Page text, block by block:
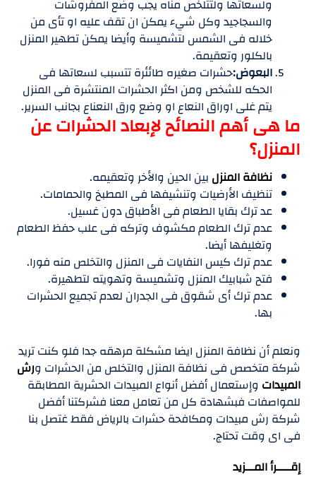
ولسعاتها ولتتلخص مناه يجب وضع المفروشات
والسجاجيد وكل شيء يمكن ان تقف عليه او تأى من
خلاله فى الشمس لتشميسة وأيضا يمكن تطهير المنزل
بالكلور وتعقيمة.
البعوض:حشرات صغيره طائئرة تتسبب لسعاتها فى
الحكه للشخص ومن اكثر الحشرات المنتشرة فى المنزل
يتم غلى اوراق النعاع او وضع ورق النعناع بجانب السرير.
ما هى أهم النصائح لإبعاد الحشرات عن
المنزل؟
نظافة المنزل بين الحين والأخر وتعقيمه.
تنظيف الأرضيات وتنشيفها فى المطبخ والحمامات.
عد ترك بقايا الطعام فى الأطباق دون غسيل.
عدم ترك الطعام مكشوف وتركه فى علب حفظ الطعام
وتغليفها أيضا.
عدم ترك كيس النفايات فى المنزل والتخلص منه فورا.
فتح شبابيك المنزل وتشميسة وتهويته لتطهيرة.
عدم ترك أى شقوق فى الجدران لعدم تجميع الحشرات
بها.
ونعلم أن نظافة المنزل ايضا مشكلة مرهقه جدا فلو كنت تريد
شركة متخصص فى نظافة المنزل والتخلص من الحشرات ورش
المبيدات وإستعمال أفضل أنواع المبيدات الحشرية المطابقة
للمواصفات فبشهادة كل من تعامل معنا فشركتنا أفضل
شركة رش مبيدات ومكافحة حشرات بالرياض فقط غتصل بنا
فى اى وقت تحتاج.
إقـــــرأ المـــزيد